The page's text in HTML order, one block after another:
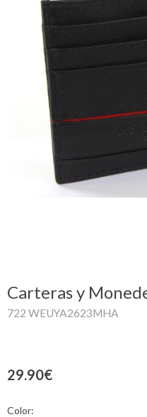
Login
cesta
Carteras y
722 WEUYA2623MHA
29.90€
Color: